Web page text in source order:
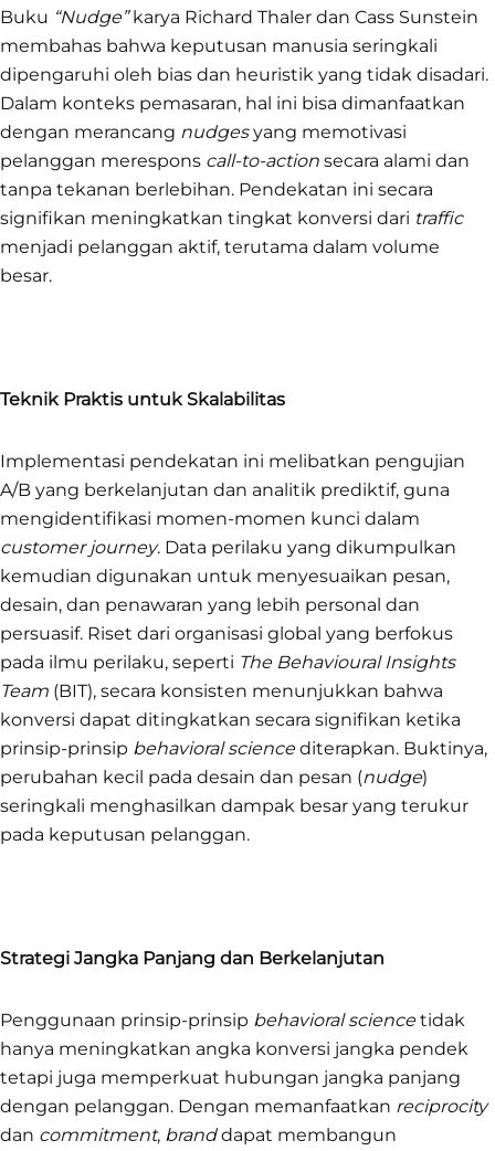
Buku “Nudge”karya Richard Thaler dan Cass Sunstein
membahas bahwa keputusan manusia seringkali
dipengaruhi oleh bias dan heuristik yang tidak disadari.
Dalam konteks pemasaran, hal ini bisa dimanfaatkan
dengan merancang nudgesyang memotivasi
pelanggan merespons call-to-action secara alami dan
tanpa tekanan berlebihan. Pendekatan ini secara
signifikan meningkatkan tingkat konversi dari traffic
menjadi pelanggan aktif, terutama dalam volume
besar.
Teknik Praktis untuk Skalabilitas
Implementasi pendekatan ini melibatkan pengujian
A/B yang berkelanjutan dan analitik prediktif, guna
mengidentifikasi momen-momen kunci dalam
customer journey. Data perilaku yang dikumpulkan
kemudian digunakan untuk menyesuaikan pesan,
desain, dan penawaran yang lebih personal dan
persuasif. Riset dari organisasi global yang berfokus
pada ilmu perilaku, seperti The Behavioural Insights
Team (BIT), secara konsisten menunjukkan bahwa
konversi dapat ditingkatkan secara signifikan ketika
prinsip-prinsip behavioral sciencediterapkan. Buktinya,
perubahan kecil pada desain dan pesan (nudge)
seringkali menghasilkan dampak besar yang terukur
pada keputusan pelanggan.
Strategi Jangka Panjang dan Berkelanjutan
Penggunaan prinsip-prinsip behavioral sciencetidak
hanya meningkatkan angka konversi jangka pendek
tetapi juga memperkuat hubungan jangka panjang
dengan pelanggan. Dengan memanfaatkan reciprocity
dan commitment, branddapat membangun